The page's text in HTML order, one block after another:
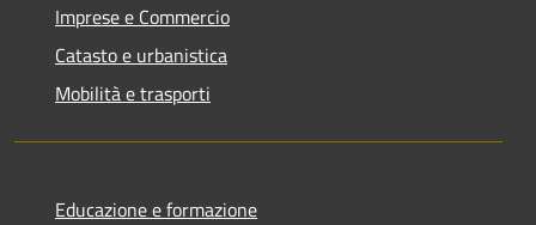
Imprese e Commercio
Catasto e urbanistica
Mobilità e trasporti
Educazione e formazione